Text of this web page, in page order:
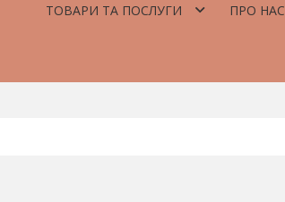
ТОВАРИ ТА ПОСЛУГИ ПРО НАС